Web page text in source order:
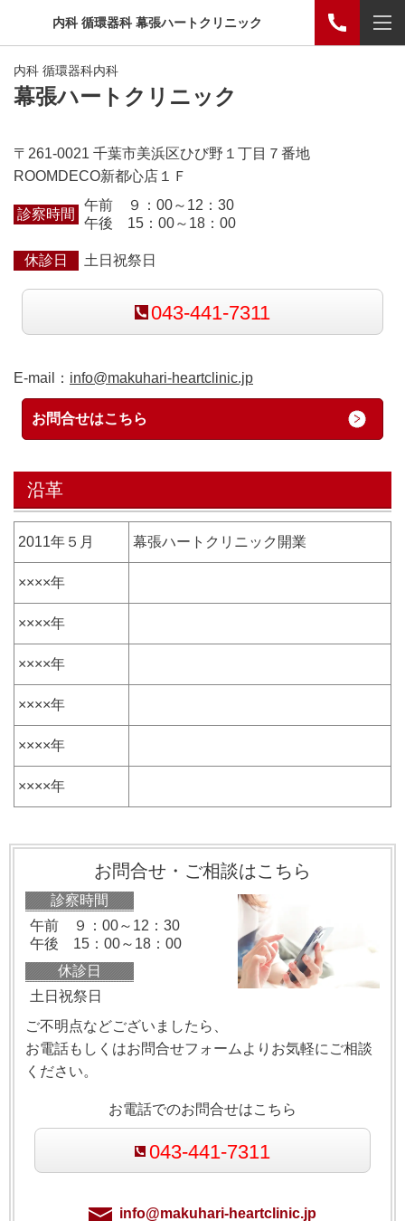
内科 循環器科 幕張ハートクリニック
内科 循環器科内科
幕張ハートクリニック
〒261-0021 千葉市美浜区ひび野１丁目７番地
ROOMDECO新都心店１Ｆ
診察時間
午前 ９：00～12：30
午後 15：00～18：00
休診日 土日祝祭日
043-441-7311
E-mail： info@makuhari-heartclinic.jp
お問合せはこちら
沿革
2011年５月 幕張ハートクリニック開業
××××年
××××年
××××年
××××年
××××年
××××年
お問合せ・ご相談はこちら
診察時間
午前 ９：00～12：30
午後 15：00～18：00
休診日
土日祝祭日
ご不明点などございましたら、
お電話もしくはお問合せフォームよりお気軽にご相談
ください。
お電話でのお問合せはこちら
043-441-7311
info@makuhari-heartclinic.jp